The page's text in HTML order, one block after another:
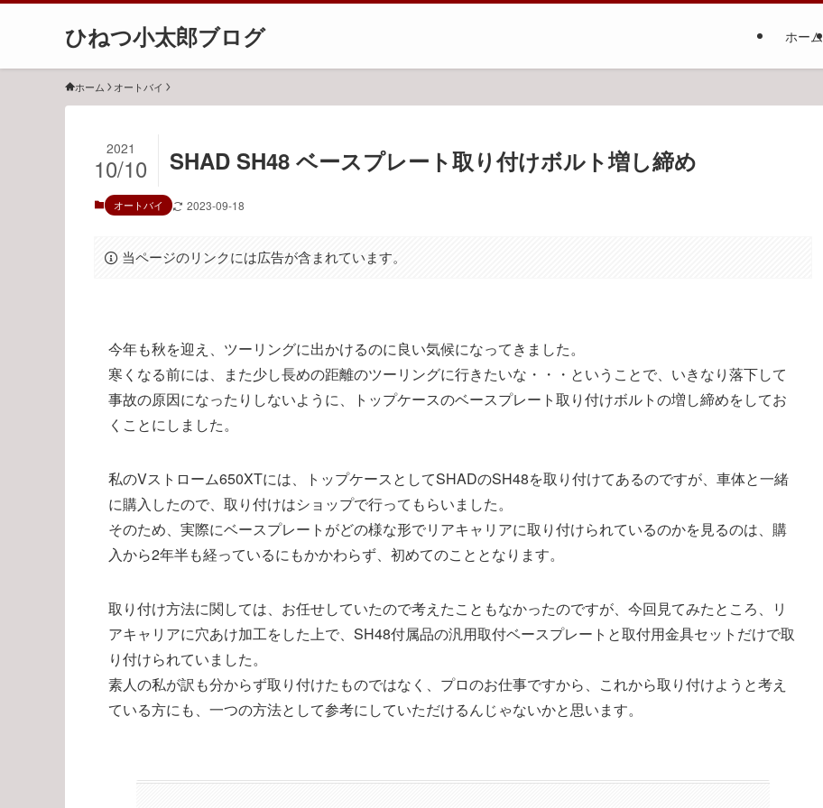
ひねつ小太郎ブログ ホーム
ホーム オートバイ
SHAD SH48 ベースプレート取り付けボルト増し締め
2021
10/10
オートバイ 2023-09-18
当ページのリンクには広告が含まれています。
今年も秋を迎え、ツーリングに出かけるのに良い気候になってきました。
寒くなる前には、また少し長めの距離のツーリングに行きたいな・・・ということで、いきなり落下して
事故の原因になったりしないように、トップケースのベースプレート取り付けボルトの増し締めをしてお
くことにしました。
私のVストローム650XTには、トップケースとしてSHADのSH48を取り付けてあるのですが、車体と一緒
に購入したので、取り付けはショップで行ってもらいました。
そのため、実際にベースプレートがどの様な形でリアキャリアに取り付けられているのかを見るのは、購
入から2年半も経っているにもかかわらず、初めてのこととなります。
取り付け方法に関しては、お任せしていたので考えたこともなかったのですが、今回見てみたところ、リ
アキャリアに穴あけ加工をした上で、SH48付属品の汎用取付ベースプレートと取付用金具セットだけで取
り付けられていました。
素人の私が訳も分からず取り付けたものではなく、プロのお仕事ですから、これから取り付けようと考え
ている方にも、一つの方法として参考にしていただけるんじゃないかと思います。